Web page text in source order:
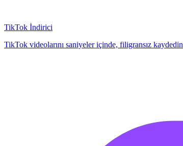
TikTok İndirici
TikTok videolarını saniyeler içinde, filigransız kaydedin